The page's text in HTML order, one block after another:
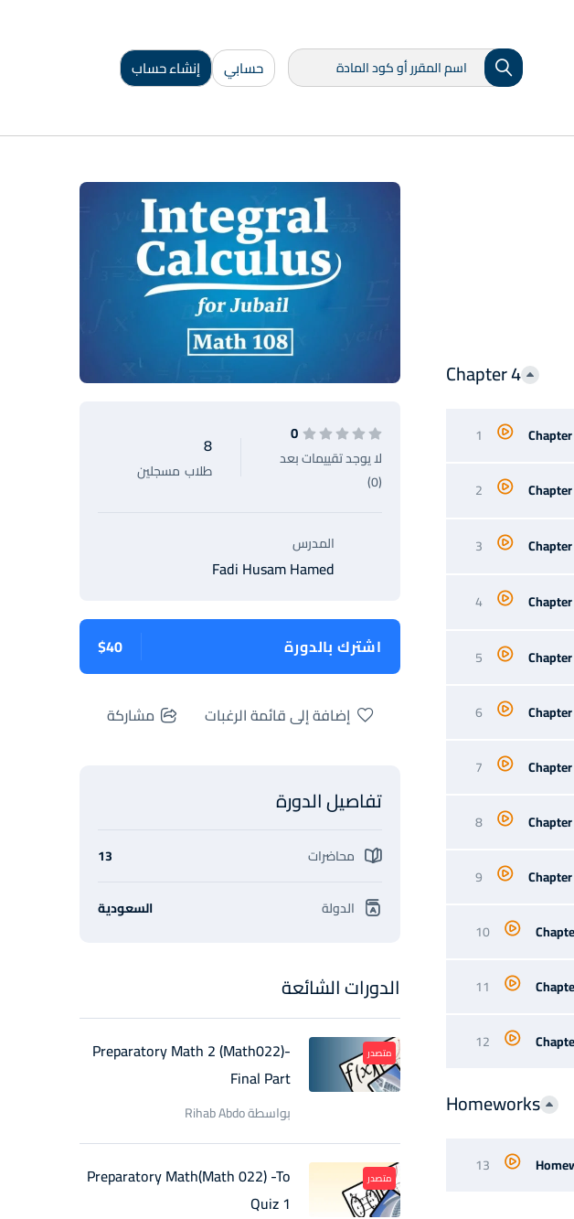
حسابي إنشاء حساب
Chapter 4
1
2
3
4
5
6
7
8
9
10
11
12
Homeworks
13
0
لا يوجد تقييمات بعد
(0)
8
طلاب مسجلين
المدرس
Fadi Husam Hamed
اشترك بالدورة $40
إضافة إلى قائمة الرغبات مشاركة
تفاصيل الدورة
محاضرات 13
الدولة السعودية
الدورات الشائعة
متصدر
Preparatory Math 2 (Math022)-
Final Part
بواسطة Rihab Abdo
متصدر
Preparatory Math(Math 022) -To
Quiz 1